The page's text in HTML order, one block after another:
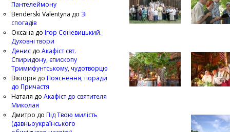
Пантелеймону
Benderski Valentyna до Зі
спогадів
Оксана до Ігор Соневицький.
Духовні твори
Денис до Акафіст свт.
Спиридону, єпископу
Тримифунтському, чудотворцю
Вікторія до Пояснення, поради
до Причастя
Наталя до Акафіст до святителя
Миколая
Дмитро до Під Твою милість
(давньоукраїнського